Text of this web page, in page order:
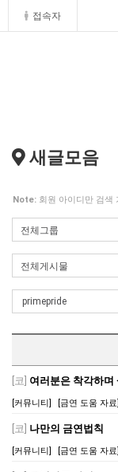
접속자
새글모음
Note: 회원 아이디만 검색
[코] 여러분은 착각하며
[커뮤니티] [금연 도움 자료]
[코] 나만의 금연법칙
[커뮤니티] [금연 도움 자료]